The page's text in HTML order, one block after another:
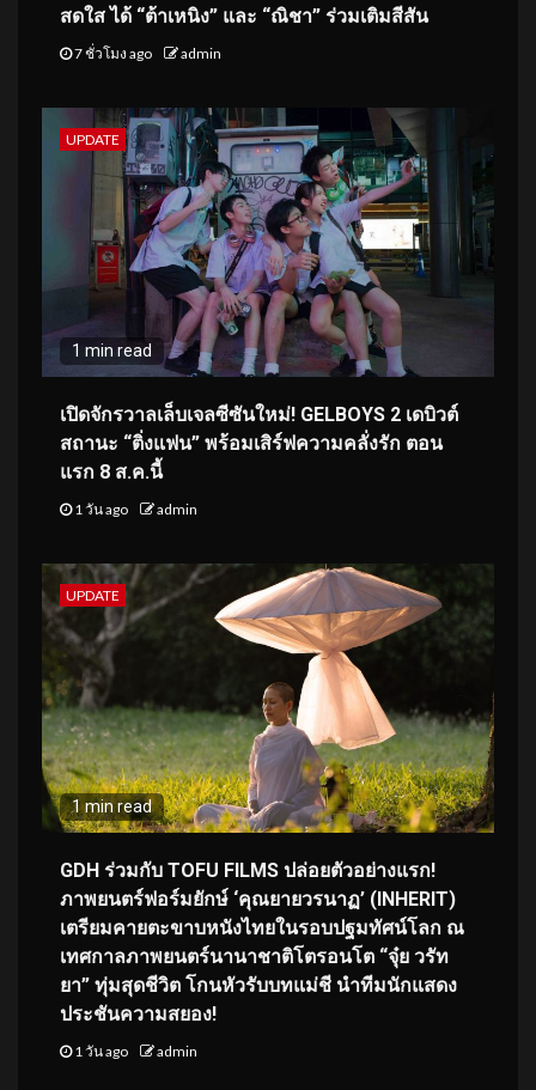
สดใส ได้ “ต้าเหนิง” และ “ณิชา” ร่วมเติมสีสัน
7 ชั่วโมง ago admin
UPDATE
1 min read
เปิดจักรวาลเล็บเจลซีซันใหม่! GELBOYS 2 เดบิวต์
สถานะ “ติ่งแฟน” พร้อมเสิร์ฟความคลั่งรัก ตอน
แรก 8 ส.ค.นี้
1 วัน ago admin
UPDATE
1 min read
GDH ร่วมกับ TOFU FILMS ปล่อยตัวอย่างแรก!
ภาพยนตร์ฟอร์มยักษ์ ‘คุณยายวรนาฏ’ (INHERIT)
เตรียมคายตะขาบหนังไทยในรอบปฐมทัศน์โลก ณ
เทศกาลภาพยนตร์นานาชาติโตรอนโต “จุ๋ย วรัท
ยา” ทุ่มสุดชีวิต โกนหัวรับบทแม่ชี นำทีมนักแสดง
ประชันความสยอง!
1 วัน ago admin